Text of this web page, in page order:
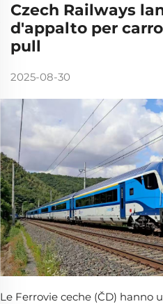
Czech Railways
d'appalto per
pull
2025-08-30
Le Ferrovie ceche (ČD) hanno